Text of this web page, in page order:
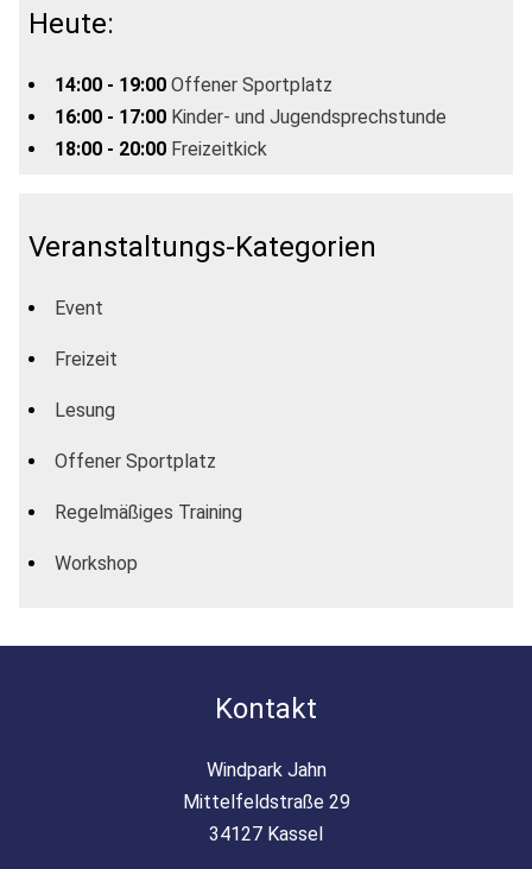
Heute:
14:00 - 19:00 Offener Sportplatz
16:00 - 17:00 Kinder- und Jugendsprechstunde
18:00 - 20:00 Freizeitkick
Veranstaltungs-Kategorien
Event
Freizeit
Lesung
Offener Sportplatz
Regelmäßiges Training
Workshop
Kontakt
Windpark Jahn
Mittelfeldstraße 29
34127 Kassel